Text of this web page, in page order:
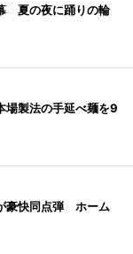
夏の夜に踊りの輪
製法の手延べ麺を9
豪快同点弾 ホーム